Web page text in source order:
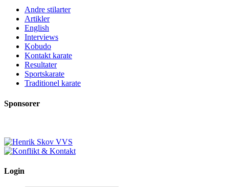
Andre stilarter
Artikler
English
Interviews
Kobudo
Kontakt karate
Resultater
Sportskarate
Traditionel karate
Sponsorer
Login